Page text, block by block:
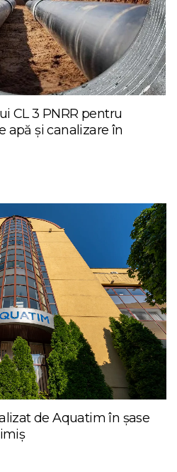
CL 3 PNRR pentru
apă și canalizare în
de Aquatim în șase